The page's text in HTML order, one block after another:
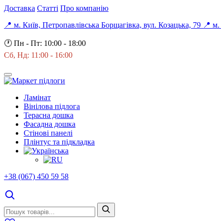
Доставка Статті Про компанію
📍 м. Київ, Петропавлівська Борщагівка, вул. Козацька, 79 📍 м.
🕐 Пн - Пт: 10:00 - 18:00
Сб, Нд: 11:00 - 16:00
Ламінат
Вінілова підлога
Терасна дошка
Фасадна дошка
Стінові панелі
Плінтус та підкладка
+38 (067) 450 59 58